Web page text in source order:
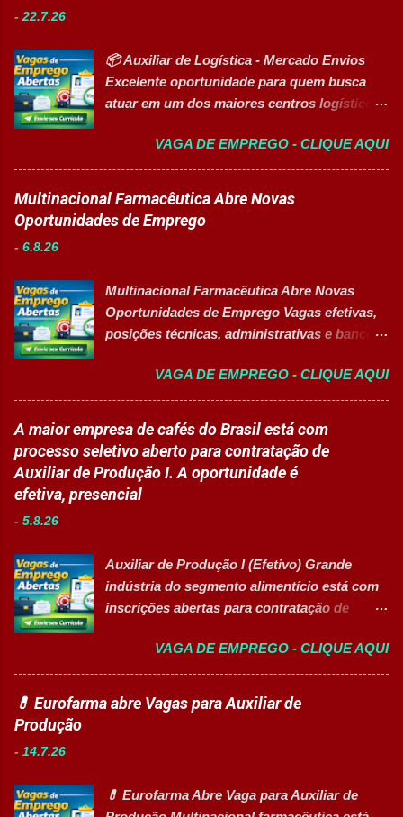
Gastronomia (Tarde): Aulas de 13h...
Apoiar professores durante atividades
pedagógicas. Auxiliar estudantes em
projetos educacionais. Dar suporte em
Disponibilizar materiais utilizados nas
atividades. Monitorar estudantes durante
aulas e recreios. Contribuir para um
ambiente escolar organizado e seguro.
educacionais desenvolv...
- 22.7.26
📦 Auxiliar de Logística - Mercado Envios
Excelente oportunidade para quem busca
atuar em um dos maiores centros logísticos
📋 Sobre a oportunidade O Mercado Envios
está com oportunidade para Auxiliar de
Logística . A empresa busca profissionais
comprometidos, organizados e que desejam
crescer em um ambiente inovador,
Receber produtos no centro de distribuição;
Embalar e etiquetar mercadorias; Conferir
documentos, registros e embalagens;
logísticos; Contribuir com melhorias na
operação; Atuar em equipe para garantir
agilidade nas entregas. ✅ Requisitos Ensino
Fundamental completo; Não é necessário
possuir experiência anterior; Perfil
organizado e proativo; Facilidade para
Remuneração Salário total podend...
VAGA DE EMPREGO - CLIQUE AQUI
Multinacional Farmacêutica Abre Novas
Oportunidades de Emprego
- 6.8.26
Multinacional Farmacêutica Abre Novas
Oportunidades de Emprego Vagas efetivas,
posições técnicas, administrativas e banco
CANDIDATAR-SE AGORA Sobre as
Oportunidades Uma das maiores empresas
do setor farmacêutico e de saúde está com
processo seletivo aberto para contratação
de profissionais em diversas áreas de
atuação, oferecendo desenvolvimento
de gestão, além de opções de cadastro em
banco de talentos para futuras
oportunidades de carreira. Vagas
Auxiliar de Almoxarifado OEA Auxiliar de
Produção Eletricista de Manutenção II
Gerente Executivo de Engenharia Oficial de
Produção In...
VAGA DE EMPREGO - CLIQUE AQUI
A maior empresa de cafés do Brasil está com
processo seletivo aberto para contratação de
Auxiliar de Produção I. A oportunidade é
efetiva, presencial
- 5.8.26
Auxiliar de Produção I (Efetivo) Grande
indústria do segmento alimentício está com
inscrições abertas para contratação de
AGORA Resumo da vaga Cargo: Auxiliar de
Produção I Empresa: Grupo 3Corações Tipo
de contratação: Efetivo (CLT) Modelo de
trabalho: Presencial Inscrições até: 10 de
abastecer materiais para as linhas de
VAGA DE EMPREGO - CLIQUE AQUI
💊 Eurofarma abre Vagas para Auxiliar de
Produção
- 14.7.26
💊 Eurofarma Abre Vaga para Auxiliar de